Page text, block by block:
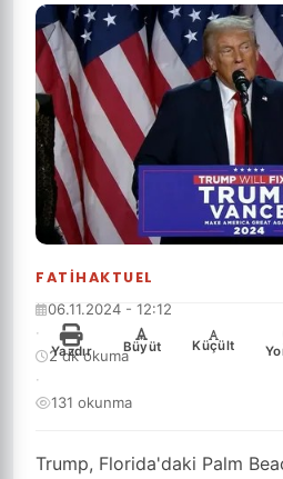
FATIHAKTUEL
Trump, Florida'daki Palm
06.11.2024 - 12:12
·
2 dk okuma
·
131 okunma
Yazdır
+
Büyüt
-
Küçült